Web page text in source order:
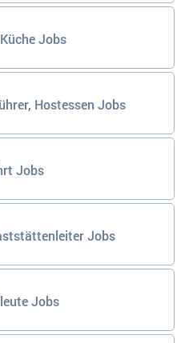
Jobs
Hostessen Jobs
Jobs
Jobs
Jobs